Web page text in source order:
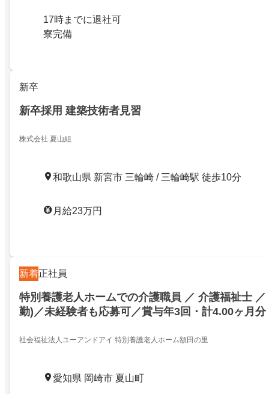
17時までに退社可
寮完備
新卒
新卒採用 建築技術者見習
株式会社 夏山組
和歌山県 新宮市 三輪崎 / 三輪崎駅 徒歩10分
月給23万円
新着正社員
特別養護老人ホームでの介護職員 ／ 介護福祉士
勤)／未経験者も応募可／賞与年3回・計4.00ヶ月
社会福祉法人ユーアンドアイ 特別養護老人ホーム額田の里
愛知県 岡崎市 夏山町